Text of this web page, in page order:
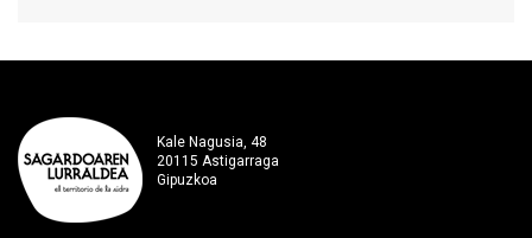
Kale Nagusia, 48
20115 Astigarraga
Gipuzkoa